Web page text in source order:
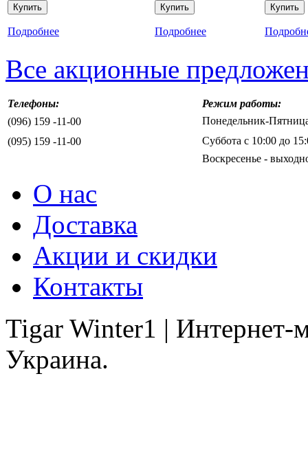
Подробнее Подробнее
Все акционные
Телефоны:
Режим работы:
(096) 159 -11-00
Понедельник-
(095) 159 -11-00
Суббота с 10:00 до
Воскресенье -
О нас
Доставка
Акции и скидки
Контакты
Tigar Winter1 |
Украина.